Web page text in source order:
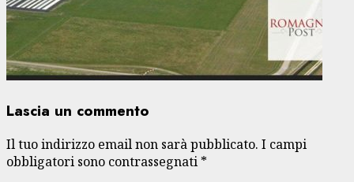
Lascia un commento
Il tuo indirizzo email non sarà pubblicato. I campi
obbligatori sono contrassegnati *